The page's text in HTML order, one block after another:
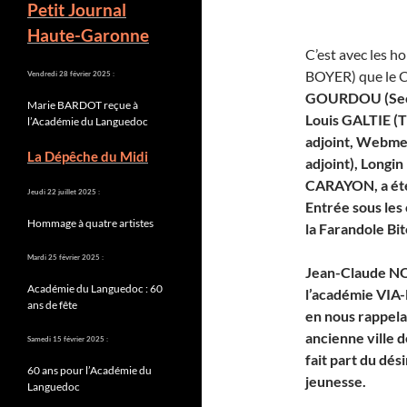
C’est avec les
BOYER) que le
GOURDOU
Louis GALTIE
adjoint,
adjoint), Longin
CARAYON, a
Entrée sous
la Farandole
Jean-Claude
l’académie
en nous
ancienne ville
fait part du
jeunesse.
Petit Journal
Haute-Garonne
Vendredi 28 février 2025 :
Marie BARDOT reçue à
l’Académie du Languedoc
La Dépêche du Midi
Jeudi 22 juillet 2025 :
Hommage à quatre artistes
Mardi 25 février 2025 :
Académie du Languedoc : 60
ans de fête
Samedi 15 février 2025 :
60 ans pour l’Académie du
Languedoc